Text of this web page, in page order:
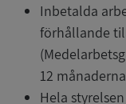
Inbetalda
förhållande
12
Hela